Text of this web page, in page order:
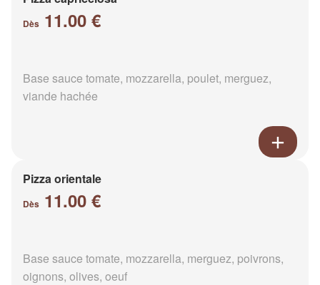
Dès 11.00 €
Base sauce tomate, mozzarella, poulet, merguez,
viande hachée
Pizza orientale
Dès 11.00 €
Base sauce tomate, mozzarella, merguez, poivrons,
oignons, olives, oeuf